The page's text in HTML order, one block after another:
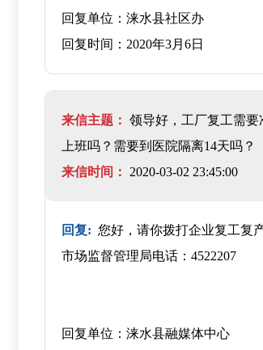
回复单位：涞水县社区办
回复时间：2020年3月6日
来信主题： 领导好，工厂复工需
上班吗？需要到医院隔离14天吗？
来信时间：
2020-03-02 23:45:00
回复: 您好，请你拨打企业复工复
市场监督管理局电话：4522207
回复单位：涞水县融媒体中心